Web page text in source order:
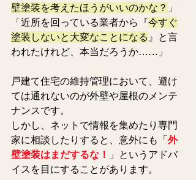
壁塗装を考えたほうがいいのかな？ 」
「近所を回っている業者から『今すぐ
塗装しないと大変なことになる 』と言
われたけれど、本当だろうか……」
戸建て住宅の維持管理において、避け
ては通れないのが外壁や屋根のメンテ
ナンスです。
しかし、ネットで情報を集めたり専門
家に相談したりすると、意外にも「 外
壁塗装はまだするな！ 」というアドバ
イスを目にすることがあります。